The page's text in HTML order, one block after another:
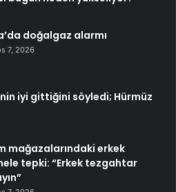
doğalgaz alarmı
7, 2026
iyi gittiğini söyledi; Hürmüz
mağazalarındaki erkek
tepki: “Erkek tezgahtar